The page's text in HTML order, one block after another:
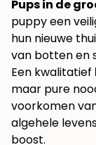
Pups in de
puppy een
hun nieuwe
van botten en
Een kwalitatief
maar pure
voorkomen
algehele
boost.